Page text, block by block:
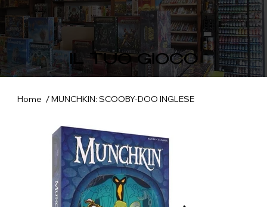
IL TUO GIOCO
Home /MUNCHKIN: SCOOBY-DOO INGLESE